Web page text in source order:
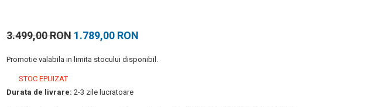
3.499,00 RON 1.789,00 RON
Promotie valabila in limita stocului disponibil.
STOC EPUIZAT
Durata de livrare: 2-3 zile lucratoare